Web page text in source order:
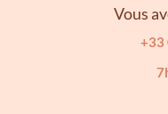
Vous
+33